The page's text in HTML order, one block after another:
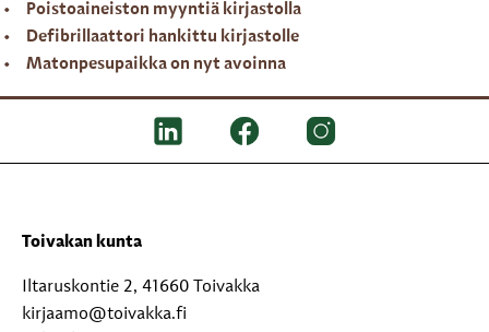
Poistoaineiston myyntiä kirjastolla
Defibrillaattori hankittu kirjastolle
Matonpesupaikka on nyt avoinna
Toivakan kunta
Iltaruskontie 2, 41660 Toivakka
kirjaamo@toivakka.fi